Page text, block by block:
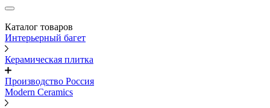
Каталог товаров
Интерьерный багет
Керамическая плитка
Производство Россия
Modern Ceramics